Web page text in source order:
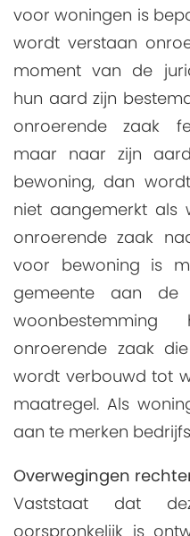
voor woningen is
wordt verstaan
moment van de
hun aard zijn
onroerende zaak
maar naar zijn
bewoning, dan
niet aangemerkt als
onroerende zaak
voor bewoning is
gemeente aan de
onroerende zaak
wordt verbouwd tot
maatregel. Als
aan te merken
Overwegingen
Vaststaat dat
oorspronkelijk is